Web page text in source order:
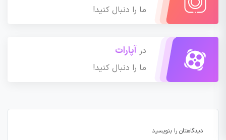
ما را دنبال کنید!
در آپارات
ما را دنبال کنید!
دیدگاهتان را بنویسید